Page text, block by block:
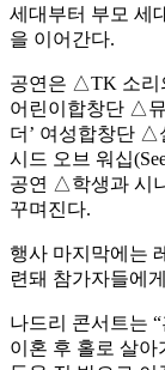
세대부터 부모 세
을 이어간다.
공연은 △TK 소리
어린이합창단 △
더’ 여성합창단 △
시드 오브 워십
공연 △학생과 시
꾸며진다.
행사 마지막에는
련돼 참가자들에
나드리 콘서트는
이혼 후 홀로 살아